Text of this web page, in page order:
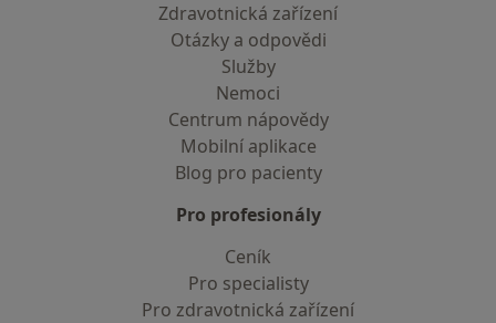
Zdravotnická zařízení
Otázky a odpovědi
Služby
Nemoci
Centrum nápovědy
Mobilní aplikace
Blog pro pacienty
Pro profesionály
Ceník
Pro specialisty
Pro zdravotnická zařízení